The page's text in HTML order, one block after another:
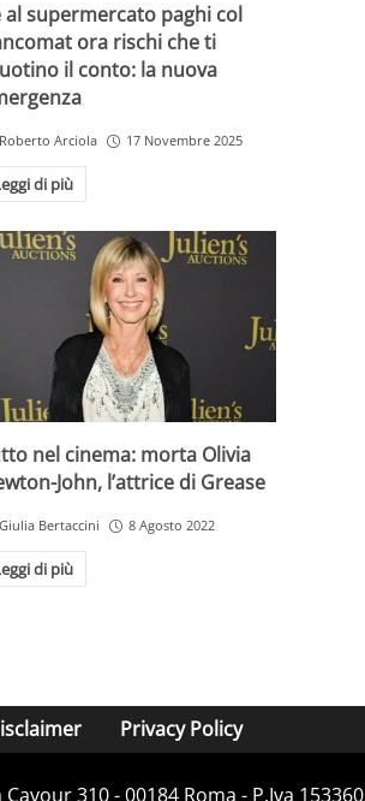
al supermercato paghi col
ora rischi che ti
il conto: la nuova
Roberto Arciola 17 Novembre 2025
di più
nel cinema: morta Olivia
John, l’attrice di Grease
Giulia Bertaccini 8 Agosto 2022
di più
Privacy Policy
310 - 00184 Roma - P.Iva